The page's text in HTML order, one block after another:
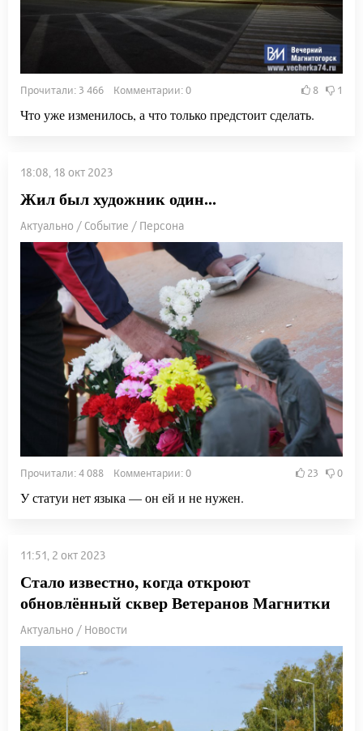
Прочитали: 3 466 Комментарии: 0 8 1
Что уже изменилось, а что только предстоит сделать.
18:08, 18 окт 2023
Жил был художник один...
Актуально / Событие / Персона
Прочитали: 4 088 Комментарии: 0 23 0
У статуи нет языка — он ей и не нужен.
11:51, 2 окт 2023
Стало известно, когда откроют
обновлённый сквер Ветеранов Магнитки
Актуально / Новости